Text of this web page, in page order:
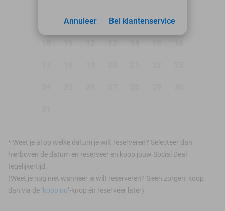
4 5 6 7 8
* Weet je al op welke datum je wilt reserveren? Selecteer dan
hierboven de datum en reserveer en koop jouw Social Deal
tegelijkertijd.
(Weet je nog niet wanneer je wilt reserveren? Geen zorgen: koop
dan via de ‘koop nu’-knop én reserveer later)
Bel klantenservice
Annuleer